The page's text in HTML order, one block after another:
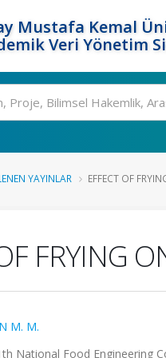
Mustafa Kemal
Veri Yönetim
YAYINLAR EFFECT OF
FRYING
M. M.
National Food Engineering